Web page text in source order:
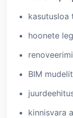
kasutusloa
hoonete
BIM
kinnisvara